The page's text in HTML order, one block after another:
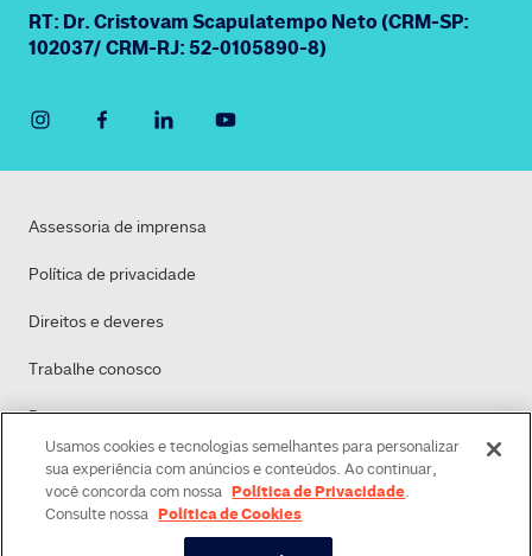
RT: Dr. Cristovam Scapulatempo Neto (CRM-SP:
102037/ CRM-RJ: 52-0105890-8)
Assessoria de imprensa
Política de privacidade
Direitos e deveres
Trabalhe conosco
Dasa
Política de Cookies
Usamos cookies e tecnologias semelhantes para personalizar
sua experiência com anúncios e conteúdos. Ao continuar,
você concorda com nossa Política de Privacidade.
Consulte nossa Política de Cookies